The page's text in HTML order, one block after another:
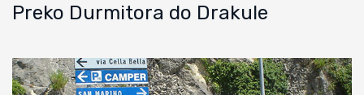
Preko Durmitora do Drakule